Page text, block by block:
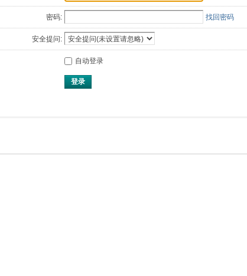
密码: 找回密码
安全提问:
自动登录
登录